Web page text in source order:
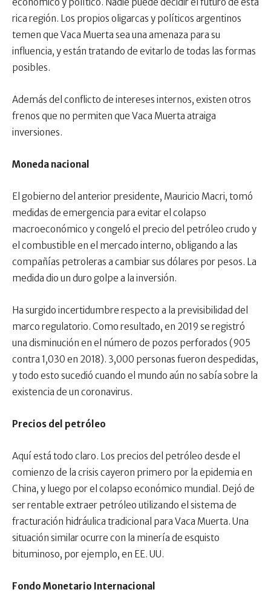
rica región. Los propios oligarcas y políticos argentinos
temen que Vaca Muerta sea una amenaza para su
influencia, y están tratando de evitarlo de todas las formas
posibles.
Además del conflicto de intereses internos, existen otros
frenos que no permiten que Vaca Muerta atraiga
inversiones.
Moneda nacional
El gobierno del anterior presidente, Mauricio Macri, tomó
medidas de emergencia para evitar el colapso
macroeconómico y congeló el precio del petróleo crudo y
el combustible en el mercado interno, obligando a las
compañías petroleras a cambiar sus dólares por pesos. La
medida dio un duro golpe a la inversión.
Ha surgido incertidumbre respecto a la previsibilidad del
marco regulatorio. Como resultado, en 2019 se registró
una disminución en el número de pozos perforados (905
contra 1,030 en 2018). 3,000 personas fueron despedidas,
y todo esto sucedió cuando el mundo aún no sabía sobre la
existencia de un coronavirus.
Precios del petróleo
Aquí está todo claro. Los precios del petróleo desde el
comienzo de la crisis cayeron primero por la epidemia en
China, y luego por el colapso económico mundial. Dejó de
ser rentable extraer petróleo utilizando el sistema de
fracturación hidráulica tradicional para Vaca Muerta. Una
situación similar ocurre con la minería de esquisto
bituminoso, por ejemplo, en EE. UU.
Fondo Monetario Internacional